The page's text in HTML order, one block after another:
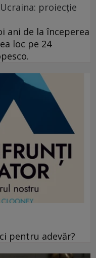
proiecție
ani de la începerea
loc pe 24
pentru adevăr?